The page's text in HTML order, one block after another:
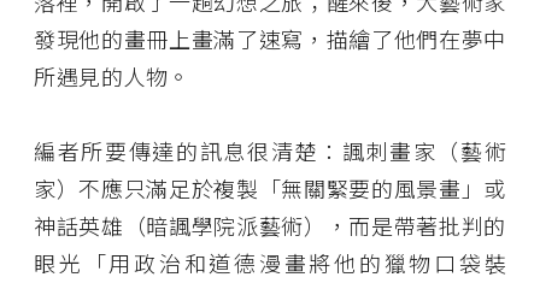
發現他的畫冊上畫滿了速寫，描繪了他們在夢中
所遇見的人物。
編者所要傳達的訊息很清楚：諷刺畫家（藝術
家）不應只滿足於複製「無關緊要的風景畫」或
神話英雄（暗諷學院派藝術），而是帶著批判的
眼光「用政治和道德漫畫將他的獵物口袋裝